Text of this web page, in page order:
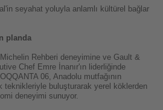
seyahat yoluyla anlamlı kültürel bağlar
planda
Rehberi deneyimine ve Gault &
Chef Emre İnanır'ın liderliğinde
06, Anadolu mutfağının
teknikleriyle buluşturarak yerel köklerden
deneyimi sunuyor.